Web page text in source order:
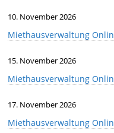
10. November 2026
Miethausverwaltung
15. November 2026
Miethausverwaltung
17. November 2026
Miethausverwaltung